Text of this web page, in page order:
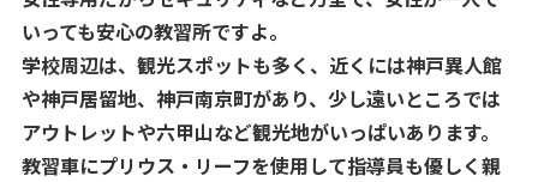
いっても安心の教習所ですよ。
学校周辺は、観光スポットも多く、近くには神戸異人館
や神戸居留地、神戸南京町があり、少し遠いところでは
アウトレットや六甲山など観光地がいっぱいあります。
教習車にプリウス・リーフを使用して指導員も優しく親